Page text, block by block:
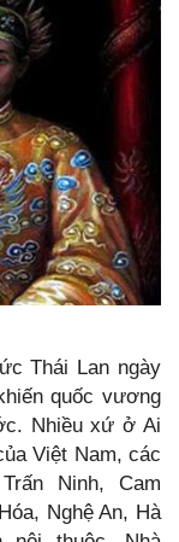
Thái Lan ngày
quốc vương
Nhiều xứ ở Ai
Việt Nam, các
Ninh, Cam
Nghệ An, Hà